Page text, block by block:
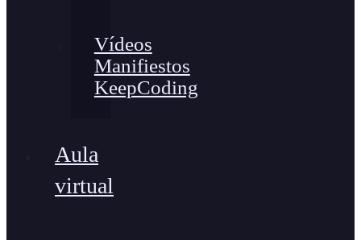
Vídeos
Manifiestos
KeepCoding
Aula
virtual